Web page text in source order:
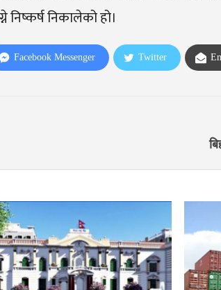
निष्कर्ष निकालेको हो।
Facebook Messenger Twitter